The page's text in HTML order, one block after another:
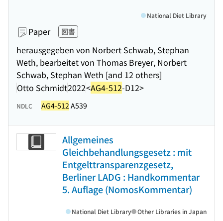
Paper 図書
herausgegeben von Norbert Schwab, Stephan
Weth, bearbeitet von Thomas Breyer, Norbert
Schwab, Stephan Weth [and 12 others]
Otto Schmidt2022<AG4-512-D12>
National Diet Library
NDLC AG4-512 A539
Allgemeines
Gleichbehandlungsgesetz : mit
Entgelttransparenzgesetz,
Berliner LADG : Handkommentar
5. Auflage (NomosKommentar)
National Diet Library Other Libraries in Japan